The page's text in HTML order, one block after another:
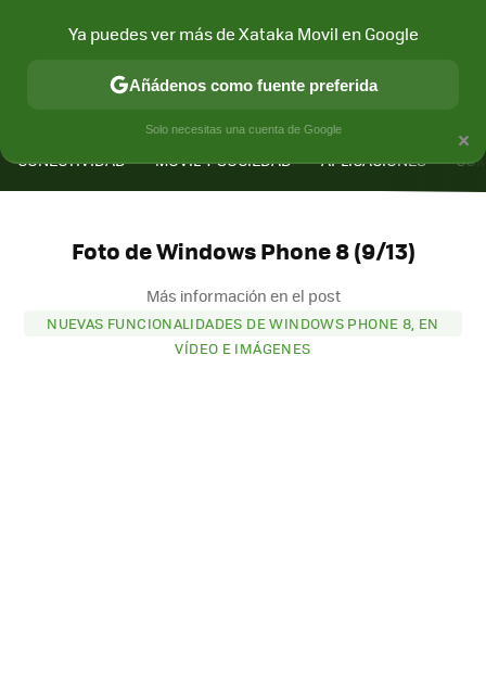
CONECTIVIDAD MÓVIL Y SOCIEDAD APLICACIONES
Foto de Windows Phone 8 (9/13)
Más información en el post
NUEVAS FUNCIONALIDADES DE WINDOWS PHONE 8, EN
VÍDEO E IMÁGENES
×
Ya puedes ver más de Xataka Movil en Google
Añádenos como fuente preferida
Solo necesitas una cuenta de Google